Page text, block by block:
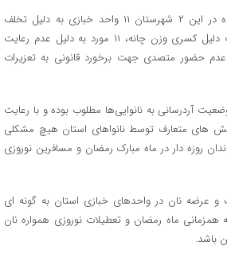
طی بازرسی های به عمل آمده در این ۲ شهرستان ۱۱ واحد خبازی به دلیل تخلف
تعطیلی خودسرانه، ۱۳ واحد به دلیل کسری وزن چانه، ۱۱ مورد به دلیل عدم رعایت
دلیل عدم حضور متصدی جهت برخورد قانونی به تعزیرات
آردرسانی به نانوایی‌ها مطلوب بوده و با رعایت
های متعارف توسط نانواهای استان هیچ مشکلی
روزه دار در ماه مبارک رمضان و مسافرین نوروزی
عرضه نان در واحدهای خبازی استان به گونه ای
همزمانی ماه رمضان و تعطیلات نوروزی همواره نان
باشد.